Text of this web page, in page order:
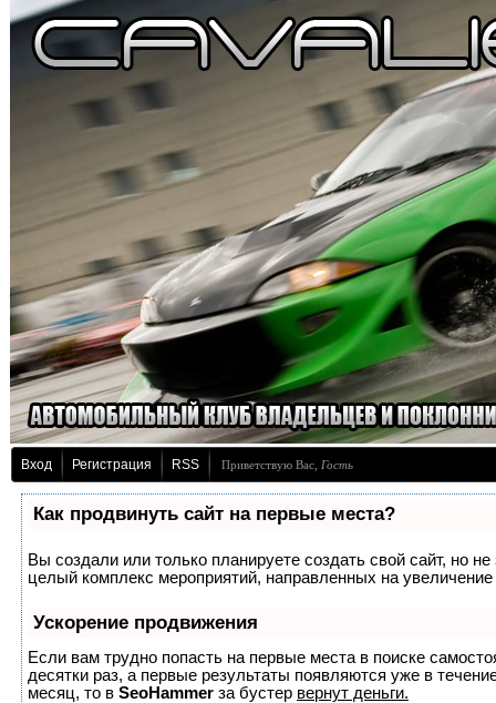
Вход Регистрация RSS Приветствую Вас Гость
Как продвинуть сайт на первые места?
Вы создали или только планируете создать свой сайт, но
целый комплекс мероприятий, направленных на
Ускорение продвижения
Если вам трудно попасть на первые места в поиске
десятки раз, а первые результаты появляются уже в
месяц, то в SeoHammer за бустер вернут деньги.